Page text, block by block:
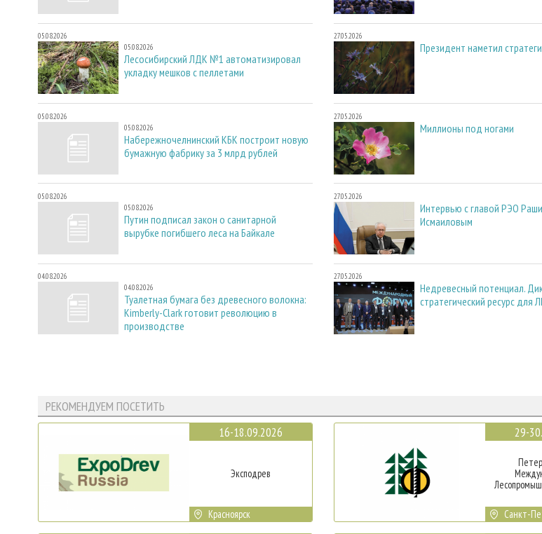
05.08.2026
05.08.2026
Лесосибирский ЛДК №1 автоматизировал
укладку мешков с пеллетами
05.08.2026
05.08.2026
Набережночелнинский КБК построит новую
бумажную фабрику за 3 млрд рублей
05.08.2026
05.08.2026
Путин подписал закон о санитарной
вырубке погибшего леса на Байкале
04.08.2026
04.08.2026
Туалетная бумага без древесного волокна:
Kimberly-Clark готовит революцию в
производстве
27.05.2026
Президент наметил
27.05.2026
Миллионы под ногами
27.05.2026
Интервью с главой РЭО
Исмаиловым
27.05.2026
Недревесный потенциал.
стратегический ресурс для
РЕКОМЕНДУЕМ ПОСЕТИТЬ
16-18.09.2026
Эксподрев
Красноярск
29-
Санкт-